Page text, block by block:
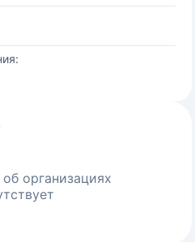
организациях